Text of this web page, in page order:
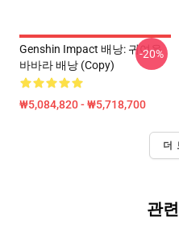
Genshin Impact 배낭: 귀여운
바바라 배낭 (Copy)
₩5,084,820 - ₩5,718,700
-20%
더
관